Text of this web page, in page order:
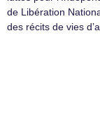
de Libération
des récits de vies